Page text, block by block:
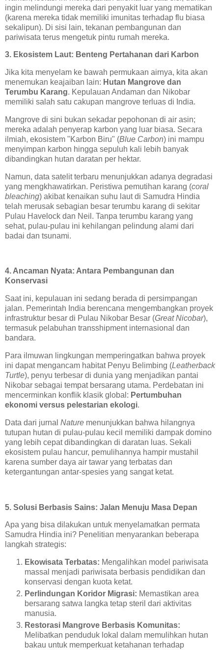
ingin melindungi mereka dari penyakit luar yang mematikan
(karena mereka tidak memiliki imunitas terhadap flu biasa
sekalipun). Di sisi lain, tekanan pembangunan dan
pariwisata terus mengetuk pintu rumah mereka.
3. Ekosistem Laut: Benteng Pertahanan dari Karbon
Jika kita menyelam ke bawah permukaan airnya, kita akan
menemukan keajaiban lain: Hutan Mangrove dan
Terumbu Karang. Kepulauan Andaman dan Nikobar
memiliki salah satu cakupan mangrove terluas di India.
Mangrove di sini bukan sekadar pepohonan di air asin;
mereka adalah penyerap karbon yang luar biasa. Secara
ilmiah, ekosistem "Karbon Biru" (Blue Carbon) ini mampu
menyimpan karbon hingga sepuluh kali lebih banyak
dibandingkan hutan daratan per hektar.
Namun, data satelit terbaru menunjukkan adanya degradasi
yang mengkhawatirkan. Peristiwa pemutihan karang (coral
bleaching) akibat kenaikan suhu laut di Samudra Hindia
telah merusak sebagian besar terumbu karang di sekitar
Pulau Havelock dan Neil. Tanpa terumbu karang yang
sehat, pulau-pulau ini kehilangan pelindung alami dari
badai dan tsunami.
4. Ancaman Nyata: Antara Pembangunan dan
Konservasi
Saat ini, kepulauan ini sedang berada di persimpangan
jalan. Pemerintah India berencana mengembangkan proyek
infrastruktur besar di Pulau Nikobar Besar (Great Nicobar),
termasuk pelabuhan transshipment internasional dan
bandara.
Para ilmuwan lingkungan memperingatkan bahwa proyek
ini dapat mengancam habitat Penyu Belimbing (Leatherback
Turtle), penyu terbesar di dunia yang menjadikan pantai
Nikobar sebagai tempat bersarang utama. Perdebatan ini
mencerminkan konflik klasik global: Pertumbuhan
ekonomi versus pelestarian ekologi.
Data dari jurnal Nature menunjukkan bahwa hilangnya
tutupan hutan di pulau-pulau kecil memiliki dampak domino
yang lebih cepat dibandingkan di daratan luas. Sekali
ekosistem pulau hancur, pemulihannya hampir mustahil
karena sumber daya air tawar yang terbatas dan
ketergantungan antar-spesies yang sangat ketat.
5. Solusi Berbasis Sains: Jalan Menuju Masa Depan
Apa yang bisa dilakukan untuk menyelamatkan permata
Samudra Hindia ini? Penelitian menyarankan beberapa
langkah strategis:
Ekowisata Terbatas: Mengalihkan model pariwisata
massal menjadi pariwisata berbasis pendidikan dan
konservasi dengan kuota ketat.
Perlindungan Koridor Migrasi: Memastikan area
bersarang satwa langka tetap steril dari aktivitas
manusia.
Restorasi Mangrove Berbasis Komunitas:
Melibatkan penduduk lokal dalam memulihkan hutan
bakau untuk memperkuat ketahanan terhadap